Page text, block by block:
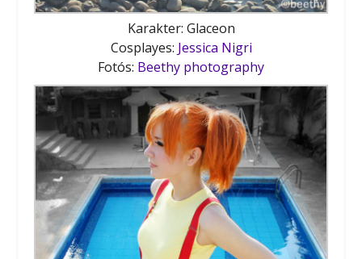
Karakter: Glaceon
Cosplayes: Jessica Nigri
Fotós: Beethy photography